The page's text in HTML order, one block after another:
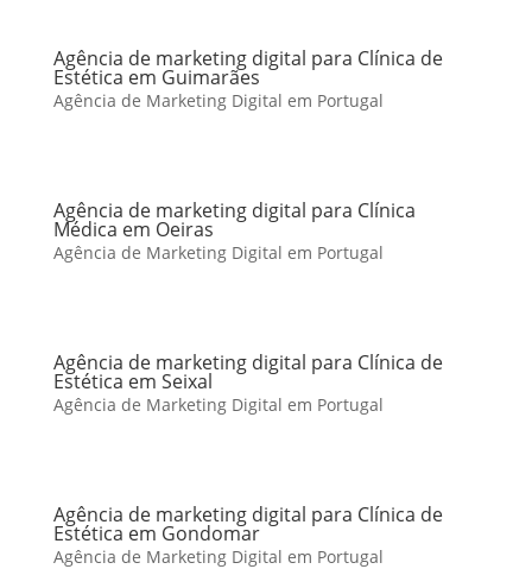
Agência de marketing digital para Clínica de
Estética em Guimarães
Agência de Marketing Digital em Portugal
Agência de marketing digital para Clínica
Médica em Oeiras
Agência de Marketing Digital em Portugal
Agência de marketing digital para Clínica de
Estética em Seixal
Agência de Marketing Digital em Portugal
Agência de marketing digital para Clínica de
Estética em Gondomar
Agência de Marketing Digital em Portugal